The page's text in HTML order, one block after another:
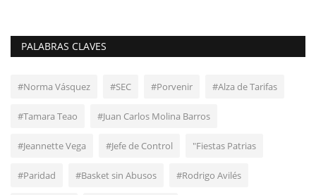
PALABRAS CLAVES
#Norma Vásquez #SEC #Porvenir #Alza de Tarifas
#Tamara Teao #Juan Carlos Molina Barros
#Jeannette Vega #Jefe de Control "Fiestas Patrias
#Paridad #Basket sin Abusos #Rodrigo Avilés